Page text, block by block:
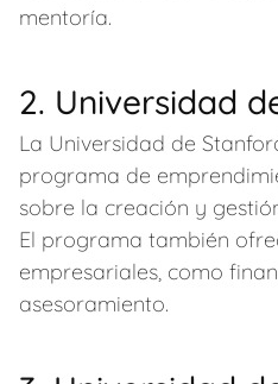
mentoría.
2. Universidad
La Universidad de
programa de
sobre la creación y
El programa también
empresariales, como
asesoramiento.